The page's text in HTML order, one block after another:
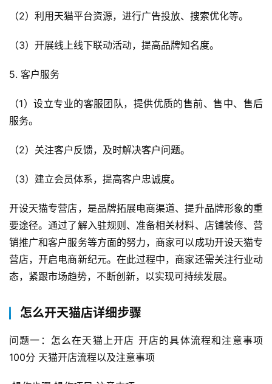
（2）利用天猫平台资源，进行广告投放、搜索优化等。
（3）开展线上线下联动活动，提高品牌知名度。
5. 客户服务
（1）设立专业的客服团队，提供优质的售前、售中、售后
服务。
（2）关注客户反馈，及时解决客户问题。
（3）建立会员体系，提高客户忠诚度。
开设天猫专营店，是品牌拓展电商渠道、提升品牌形象的重
要途径。通过了解入驻规则、准备相关材料、店铺装修、营
销推广和客户服务等方面的努力，商家可以成功开设天猫专
营店，开启电商新纪元。在此过程中，商家还需关注行业动
态，紧跟市场趋势，不断创新，以实现可持续发展。
怎么开天猫店详细步骤
问题一：怎么在天猫上开店 开店的具体流程和注意事项
100分 天猫开店流程以及注意事项